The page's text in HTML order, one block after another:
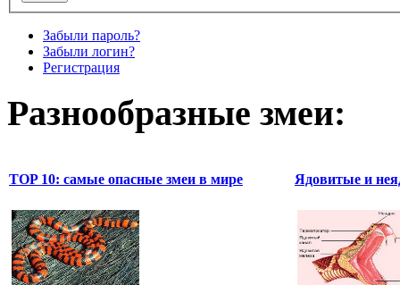
Забыли пароль?
Забыли логин?
Регистрация
Разнообразные змеи:
TOP 10: самые опасные змеи в мире Ядовитые и